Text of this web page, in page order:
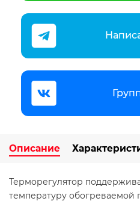
Описание
Терморегулятор
температуру обогреваемой